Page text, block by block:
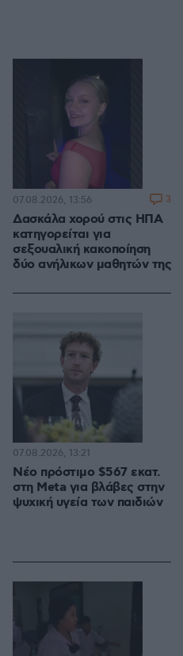
Δασκάλα χορού στις ΗΠΑ
κατηγορείται για
σεξουαλική κακοποίηση
δύο ανήλικων μαθητών της
07.08.2026, 13:56 3
Νέο πρόστιμο $567 εκατ.
στη Meta για βλάβες στην
ψυχική υγεία των παιδιών
07.08.2026, 13:21